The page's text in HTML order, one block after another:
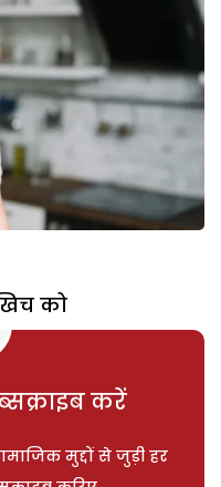
को
करें
मुद्दों से जुड़ी हर